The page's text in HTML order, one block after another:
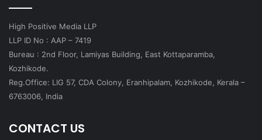
High Positive Media LLP
LLP ID No : AAP – 7419
Bureau : 2nd Floor, Lamiyas Building, East Kottaparamba,
Kozhikode.
Reg.Office: LIG 57, CDA Colony, Eranhipalam, Kozhikode, Kerala –
6763006, India
CONTACT US